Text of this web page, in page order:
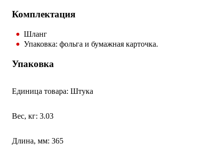
Комплектация
Шланг
Упаковка: фольга и бумажная карточка.
Упаковка
Единица товара: Штука
Вес, кг: 3.03
Длина, мм: 365